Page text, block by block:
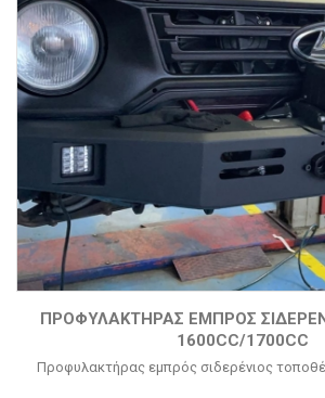
ΠΡΟΦΥΛΑΚΤΉΡΑΣ ΕΜΠΡΌΣ
1600CC/1700CC
Προφυλακτήρας εμπρός σιδερένιος